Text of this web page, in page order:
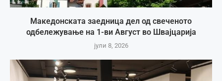
Македонската заедница дел од свеченото
одбележување на 1-ви Август во Швајцарија
јули 8, 2026